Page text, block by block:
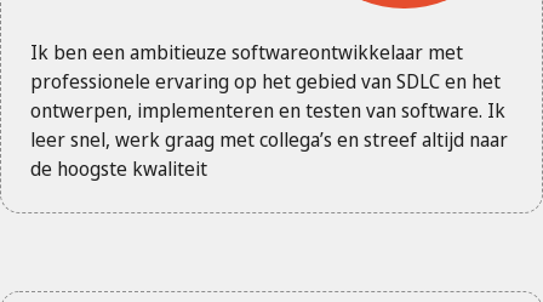
Ik ben een ambitieuze softwareontwikkelaar met
professionele ervaring op het gebied van SDLC en het
ontwerpen, implementeren en testen van software. Ik
leer snel, werk graag met collega’s en streef altijd naar
de hoogste kwaliteit